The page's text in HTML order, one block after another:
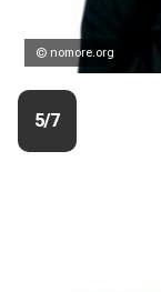
© nomore.org
5/7